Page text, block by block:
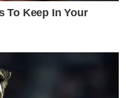
To Keep In Your